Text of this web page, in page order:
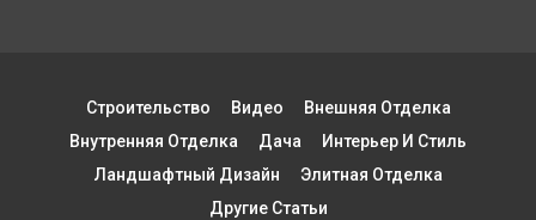
Строительство Видео
Внешняя Отделка
Внутренняя Отделка
Дача
Интерьер И Стиль
Ландшафтный Дизайн
Элитная Отделка
Другие Статьи